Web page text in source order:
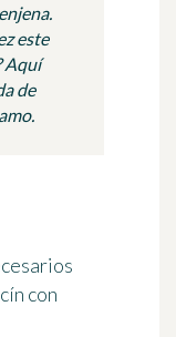
este
Aquí
de
con